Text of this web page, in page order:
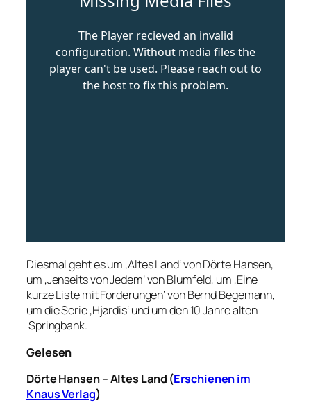
Diesmal geht es um ‚Altes Land‘ von Dörte Hansen,
um ‚Jenseits von Jedem‘ von Blumfeld, um ‚Eine
kurze Liste mit Forderungen‘ von Bernd Begemann,
um die Serie ‚Hjørdis‘ und um den 10 Jahre alten
Springbank.
Gelesen
Dörte Hansen – Altes Land (Erschienen im
Knaus Verlag)